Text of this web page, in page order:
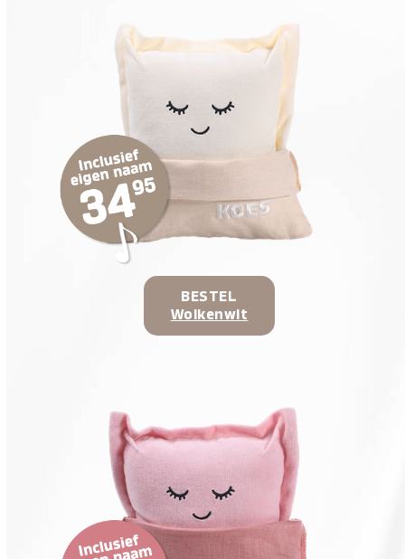
BESTEL
Wolkenwit